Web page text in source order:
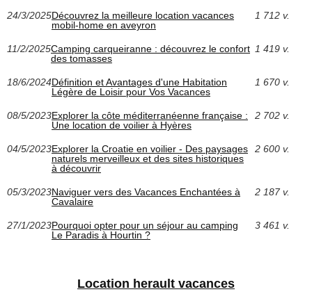
24/3/2025Découvrez la meilleure location vacances
mobil-home en aveyron
1 712 v.
11/2/2025Camping carqueiranne : découvrez le confort
des tomasses
1 419 v.
18/6/2024Définition et Avantages d'une Habitation
Légère de Loisir pour Vos Vacances
1 670 v.
08/5/2023Explorer la côte méditerranéenne française :
Une location de voilier à Hyères
2 702 v.
04/5/2023Explorer la Croatie en voilier - Des paysages
naturels merveilleux et des sites historiques
à découvrir
2 600 v.
05/3/2023Naviguer vers des Vacances Enchantées à
Cavalaire
2 187 v.
27/1/2023Pourquoi opter pour un séjour au camping
Le Paradis à Hourtin ?
3 461 v.
Location herault vacances